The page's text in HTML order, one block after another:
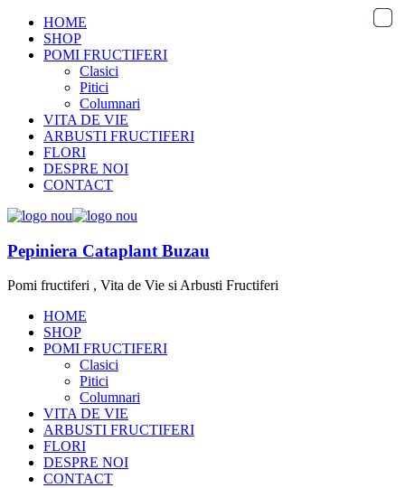
HOME
SHOP
POMI FRUCTIFERI
Clasici
Pitici
Columnari
VITA DE VIE
ARBUSTI FRUCTIFERI
FLORI
DESPRE NOI
CONTACT
Pepiniera Cataplant Buzau
Pomi fructiferi , Vita de Vie si Arbusti Fructiferi
HOME
SHOP
POMI FRUCTIFERI
Clasici
Pitici
Columnari
VITA DE VIE
ARBUSTI FRUCTIFERI
FLORI
DESPRE NOI
CONTACT